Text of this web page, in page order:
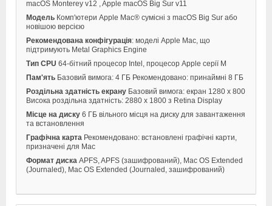
macOS Monterey v12 , Apple macOS Big Sur v11
Модель Комп'ютери Apple Mac® сумісні з macOS Big Sur або
новішою версією
Рекомендована конфігурація: моделі Apple Mac, що
підтримують Metal Graphics Engine
Тип CPU 64-бітний процесор Intel, процесор Apple серії M
Пам'ять Базовий вимога: 4 ГБ Рекомендовано: принаймні 8 ГБ
Роздільна здатність екрану Базовий вимога: екран 1280 x 800
Висока роздільна здатність: 2880 x 1800 з Retina Display
Місце на диску 6 ГБ вільного місця на диску для завантаження
та встановлення
Графічна карта Рекомендовано: встановлені графічні карти,
призначені для Mac
Формат диска APFS, APFS (зашифрований), Mac OS Extended
(Journaled), Mac OS Extended (Journaled, зашифрований)